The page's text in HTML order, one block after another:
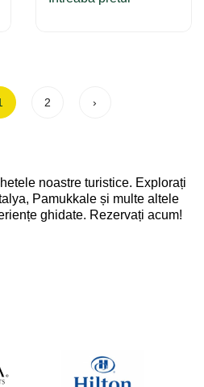
2 ›
noastre turistice. Explorați
Pamukkale și multe altele
ghidate. Rezervați acum!